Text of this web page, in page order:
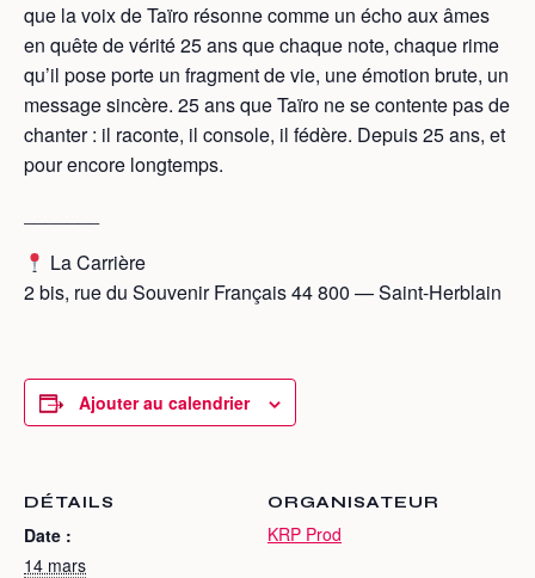
que la voix de Taïro résonne comme un écho aux âmes
en quête de vérité 25 ans que chaque note, chaque rime
qu’il pose porte un fragment de vie, une émotion brute, un
message sincère. 25 ans que Taïro ne se contente pas de
chanter : il raconte, il console, il fédère. Depuis 25 ans, et
pour encore longtemps.
La Carrière
2 bis, rue du Souvenir Français 44 800 — Saint-Herblain
Ajouter au calendrier
DÉTAILS
Date :
14 mars
ORGANISATEUR
KRP Prod